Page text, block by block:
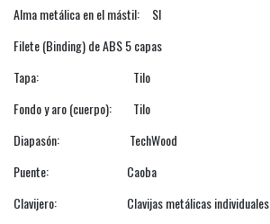
Alma metálica en el mástil: SI
Filete (Binding) de ABS 5 capas
Tapa: Tilo
Fondo y aro (cuerpo): Tilo
Diapasón: TechWood
Puente: Caoba
Clavijero: Clavijas metálicas individuales